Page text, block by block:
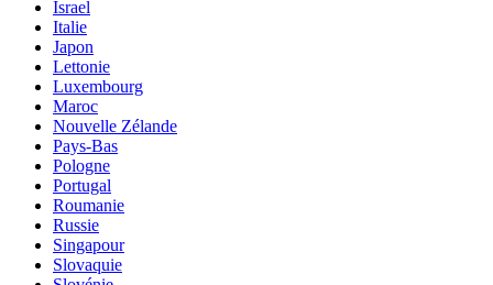
Israel
Italie
Japon
Lettonie
Luxembourg
Maroc
Nouvelle Zélande
Pays-Bas
Pologne
Portugal
Roumanie
Russie
Singapour
Slovaquie